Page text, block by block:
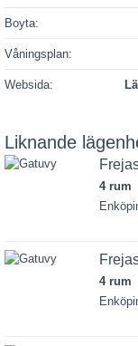
Boyta:
Våningsplan:
Websida:
Liknande
4 rum
4 rum